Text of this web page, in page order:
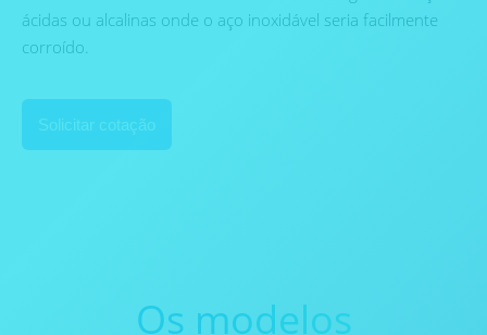
ácidas ou alcalinas onde o aço inoxidável seria facilmente
corroído.
Solicitar cotação
Os modelos